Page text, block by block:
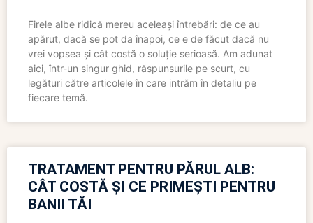
Firele albe ridică mereu aceleași întrebări: de ce au
apărut, dacă se pot da înapoi, ce e de făcut dacă nu
vrei vopsea și cât costă o soluție serioasă. Am adunat
aici, într-un singur ghid, răspunsurile pe scurt, cu
legături către articolele în care intrăm în detaliu pe
fiecare temă.
TRATAMENT PENTRU PĂRUL ALB:
CÂT COSTĂ ȘI CE PRIMEȘTI PENTRU
BANII TĂI